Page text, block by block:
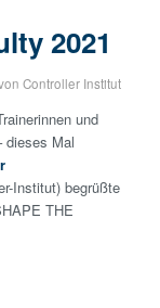
2021
Controller Institut
und
dieses Mal
Institut) begrüßte
THE